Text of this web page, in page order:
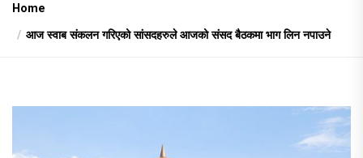
Home
आज स्वाब संकलन गरिएको सांसदहरुले आजको संसद बैठकमा भाग लिन नपाउने